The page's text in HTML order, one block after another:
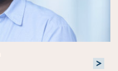
>